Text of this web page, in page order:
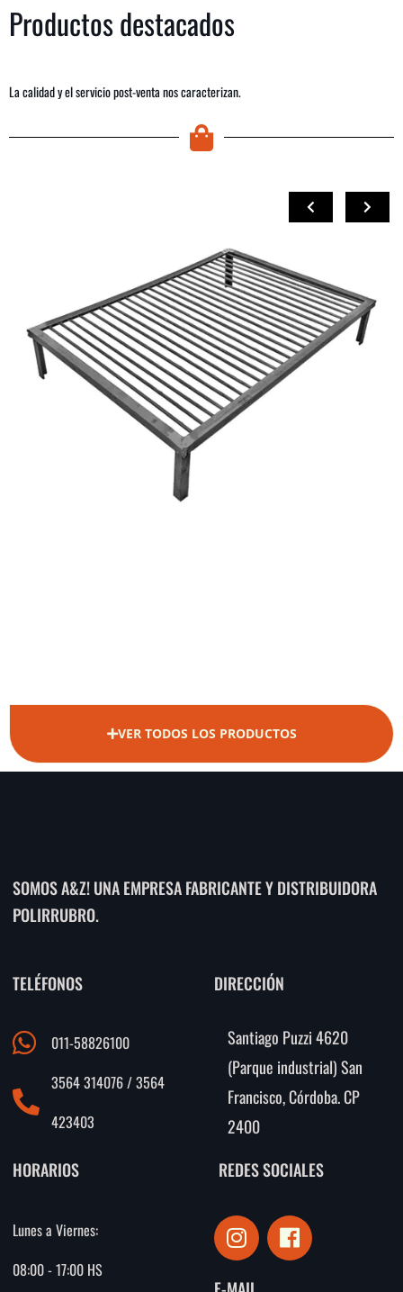
Productos destacados
La calidad y el servicio post-venta nos caracterizan.
VER TODOS LOS PRODUCTOS
SOMOS A&Z! UNA EMPRESA FABRICANTE Y DISTRIBUIDORA
POLIRRUBRO.
TELÉFONOS
011-58826100
3564 314076 / 3564
423403
DIRECCIÓN
Santiago Puzzi 4620
(Parque industrial) San
Francisco, Córdoba. CP
2400
HORARIOS
Lunes a Viernes:
08:00 - 17:00 HS
REDES SOCIALES
I
n
s
F
a
c